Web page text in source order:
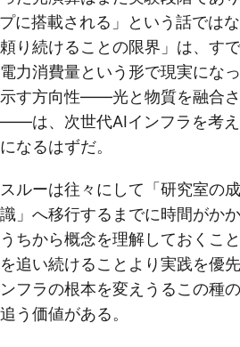
に搭載される」という話ではな
り続けることの限界」は、す
力消費量という形で現実にな
す方向性——光と物質を融合
は、次世代AIインフラを考
なるはずだ。
ルーは往々にして「研究室の成
」へ移行するまでに時間がかか
ちから概念を理解しておくこ
追い続けることより実践を優
フラの根本を変えうるこの種
う価値がある。